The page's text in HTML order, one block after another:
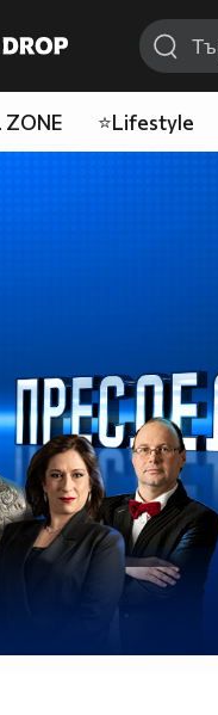
ZONE ⭐Lifestyle